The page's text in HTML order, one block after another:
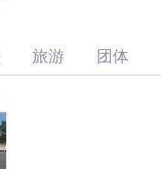
旅游 团体